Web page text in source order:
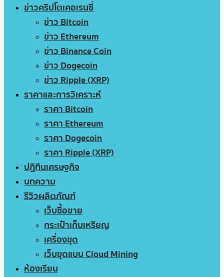
ข่าวคริปโตเคอเรนซี่
ข่าว Bitcoin
ข่าว Ethereum
ข่าว Binance Coin
ข่าว Dogecoin
ข่าว Ripple (XRP)
ราคาและการวิเคราะห์
ราคา Bitcoin
ราคา Ethereum
ราคา Dogecoin
ราคา Ripple (XRP)
ปฏิทินเศรษฐกิจ
บทความ
รีวิวผลิตภัณฑ์
เว็บซื้อขาย
กระเป๋าเก็บเหรียญ
เครื่องขุด
เว็บขุดแบบ Cloud Mining
ห้องเรียน